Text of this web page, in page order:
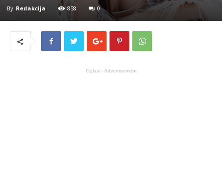
By Redakcija 858 0
Oglasi - Advertisement